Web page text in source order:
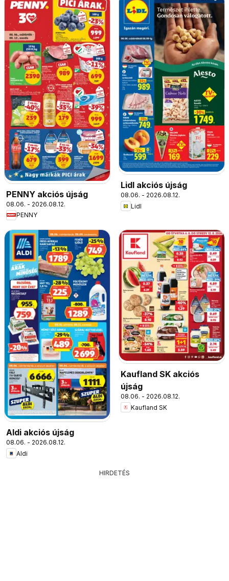
PENNY akciós újság
08.06. - 2026.08.12.
PENNY
Lidl akciós újság
08.06. - 2026.08.12.
Lidl
Aldi akciós újság
08.06. - 2026.08.12.
Aldi
Kaufland SK akciós
újság
08.06. - 2026.08.12.
Kaufland SK
HIRDETÉS